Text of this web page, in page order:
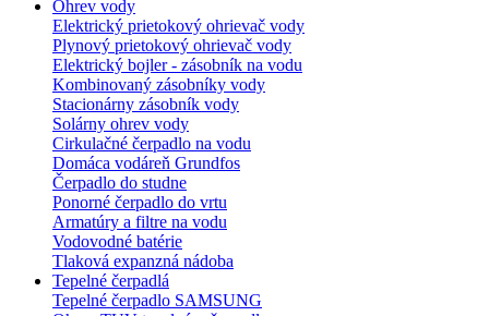
Ohrev vody
Elektrický prietokový ohrievač vody
Plynový prietokový ohrievač vody
Elektrický bojler - zásobník na vodu
Kombinovaný zásobníky vody
Stacionárny zásobník vody
Solárny ohrev vody
Cirkulačné čerpadlo na vodu
Domáca vodáreň Grundfos
Čerpadlo do studne
Ponorné čerpadlo do vrtu
Armatúry a filtre na vodu
Vodovodné batérie
Tlaková expanzná nádoba
Tepelné čerpadlá
Tepelné čerpadlo SAMSUNG